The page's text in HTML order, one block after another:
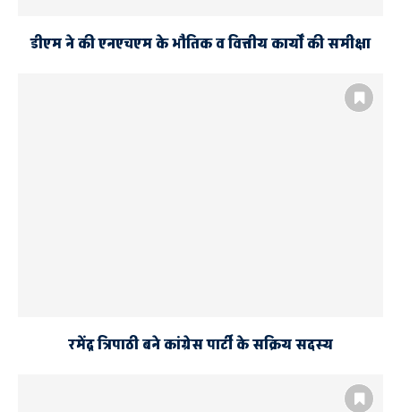
डीएम ने की एनएचएम के भौतिक व वित्तीय कार्यों की समीक्षा
रमेंद्र त्रिपाठी बने कांग्रेस पार्टी के सक्रिय सदस्य